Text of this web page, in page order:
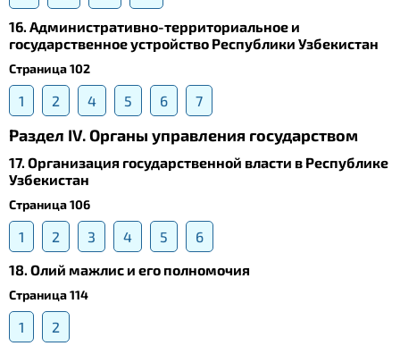
16. Административно-территориальное и
государственное устройство Республики Узбекистан
Страница 102
1 2 4 5 6 7
Раздел IV. Органы управления государством
17. Организация государственной власти в Республике
Узбекистан
Страница 106
1 2 3 4 5
6
18. Олий мажлис и его полномочия
Страница 114
1
2